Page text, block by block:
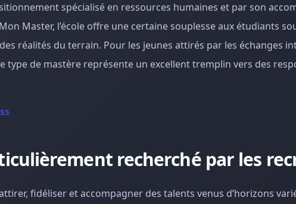
spécialisé en ressources humaines et par son
Master, l’école offre une certaine souplesse aux étudiants
réalités du terrain. Pour les jeunes attirés par les échanges
type de mastère représente un excellent tremplin vers des
recherché par les
fidéliser et accompagner des talents venus d’horizons